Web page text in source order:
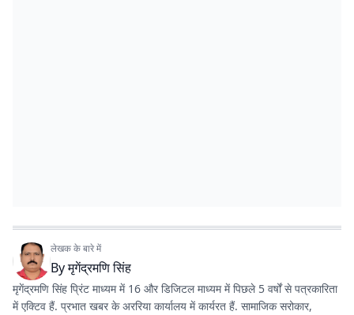
लेखक के बारे में
Byमृगेंद्रमणि सिंह
मृगेंद्रमणि सिंह प्रिंट माध्यम में 16 और डिजिटल माध्यम में पिछले 5 वर्षों से पत्रकारिता
में एक्टिव हैं. प्रभात खबर के अररिया कार्यालय में कार्यरत हैं. सामाजिक सरोकार,